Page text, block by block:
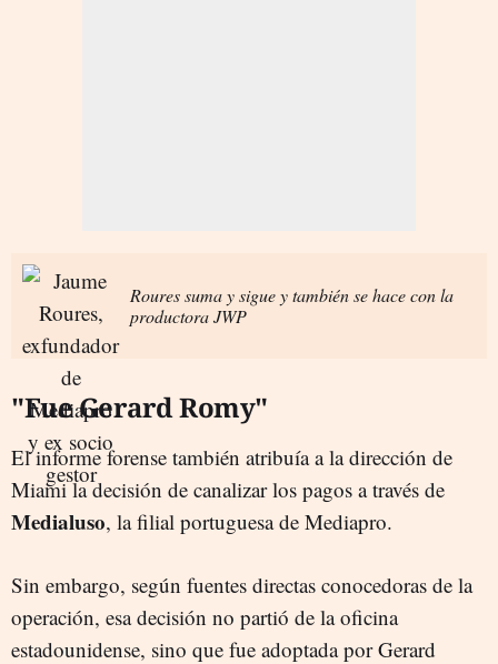
Roures suma y sigue y también se hace con la
productora JWP
"Fue Gerard Romy"
El informe forense también atribuía a la dirección de
Miami la decisión de canalizar los pagos a través de
Medialuso, la filial portuguesa de Mediapro.
Sin embargo, según fuentes directas conocedoras de la
operación, esa decisión no partió de la oficina
estadounidense, sino que fue adoptada por Gerard